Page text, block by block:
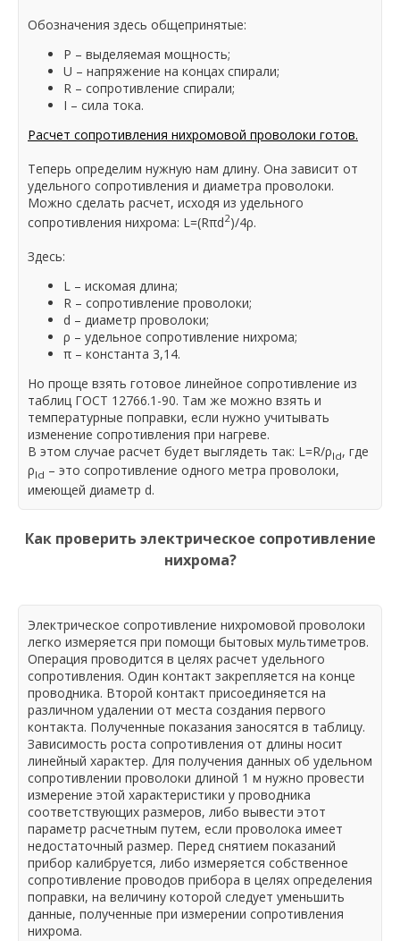
Обозначения здесь общепринятые:
P – выделяемая мощность;
U – напряжение на концах спирали;
R – сопротивление спирали;
I – сила тока.
Расчет сопротивления нихромовой проволоки готов.
Теперь определим нужную нам длину. Она зависит от
удельного сопротивления и диаметра проволоки.
Можно сделать расчет, исходя из удельного
сопротивления нихрома: L=(Rπd2)/4ρ.
Здесь:
L – искомая длина;
R – сопротивление проволоки;
d – диаметр проволоки;
ρ – удельное сопротивление нихрома;
π – константа 3,14.
Но проще взять готовое линейное сопротивление из
таблиц ГОСТ 12766.1-90. Там же можно взять и
температурные поправки, если нужно учитывать
изменение сопротивления при нагреве.
В этом случае расчет будет выглядеть так: L=R/ρld, где
ρld – это сопротивление одного метра проволоки,
имеющей диаметр d.
Как проверить электрическое сопротивление
нихрома?
Электрическое сопротивление нихромовой проволоки
легко измеряется при помощи бытовых мультиметров.
Операция проводится в целях расчет удельного
сопротивления. Один контакт закрепляется на конце
проводника. Второй контакт присоединяется на
различном удалении от места создания первого
контакта. Полученные показания заносятся в таблицу.
Зависимость роста сопротивления от длины носит
линейный характер. Для получения данных об удельном
сопротивлении проволоки длиной 1 м нужно провести
измерение этой характеристики у проводника
соответствующих размеров, либо вывести этот
параметр расчетным путем, если проволока имеет
недостаточный размер. Перед снятием показаний
прибор калибруется, либо измеряется собственное
сопротивление проводов прибора в целях определения
поправки, на величину которой следует уменьшить
данные, полученные при измерении сопротивления
нихрома.